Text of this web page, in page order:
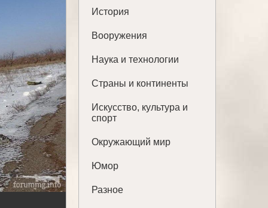
История
Вооружения
Наука и технологии
Страны и континенты
Искусство, культура и
спорт
Окружающий мир
Юмор
Разное